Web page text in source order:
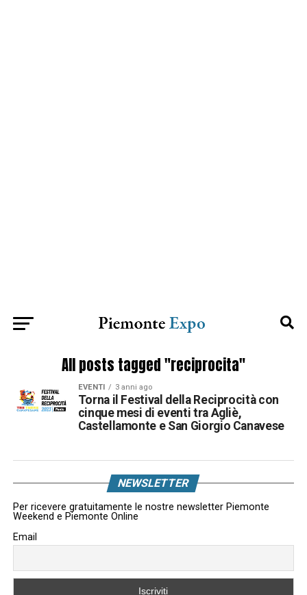
All posts tagged "reciprocita"
EVENTI 3 anni ago
Torna il Festival della Reciprocità con
cinque mesi di eventi tra Agliè,
Castellamonte e San Giorgio Canavese
NEWSLETTER
Per ricevere gratuitamente le nostre newsletter Piemonte
Weekend e Piemonte Online
Email